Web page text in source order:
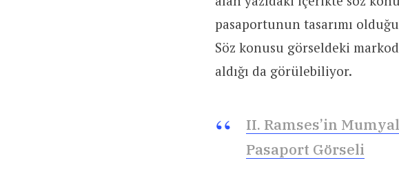
pasaportunun tasarımı
Söz konusu görseldeki
aldığı da görülebiliyor.
II. Ramses’in
Pasaport Görseli